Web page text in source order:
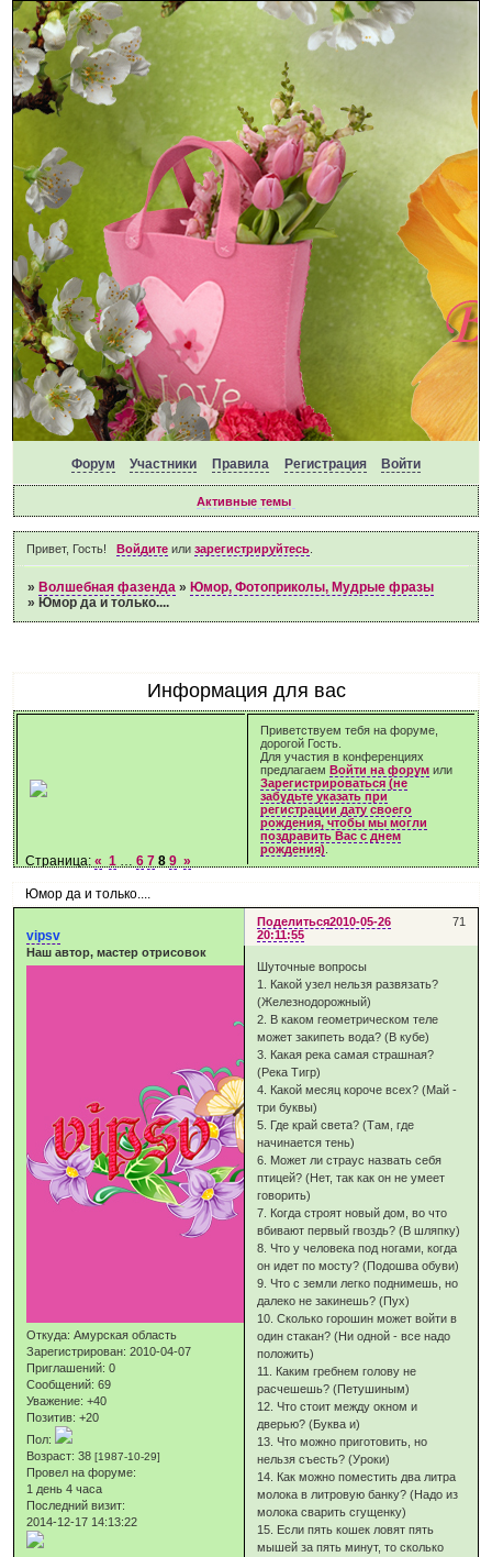
Форум Участники Правила Регистрация Войти
Активные темы
Привет, Гость! Войдитеили зарегистрируйтесь.
» Волшебная фазенда » Юмор, Фотоприколы, Мудрые фразы
» Юмор да и только....
Информация для вас
Приветствуем тебя на форуме,
дорогой Гость.
Для участия в конференциях
предлагаемВойти на форум или
Зарегистрироваться (не
забудьте указать при
регистрации дату своего
рождения, чтобы мы могли
поздравить Вас с днем
рождения)
Юмор да и только....
Страница:« 1 … 6 7 8 9 »
Поделиться 71
2010-05-26
20:11:55
vipsv
Наш автор, мастер отрисовок
Откуда: Амурская область
Зарегистрирован: 2010-04-07
Приглашений: 0
Сообщений: 69
Уважение: +40
Позитив: +20
Пол:
Возраст: 38[1987-10-29]
Провел на форуме:
1 день 4 часа
Последний визит:
2014-12-17 14:13:22
Шуточные вопросы
1. Какой узел нельзя развязать?
(Железнодорожный)
2. В каком геометрическом теле
может закипеть вода? (В кубе)
3. Какая река самая страшная?
(Река Тигр)
4. Какой месяц короче всех? (Май -
три буквы)
5. Где край света? (Там, где
начинается тень)
6. Может ли страус назвать себя
птицей? (Нет, так как он не умеет
говорить)
7. Когда строят новый дом, во что
вбивают первый гвоздь? (В шляпку)
8. Что у человека под ногами, когда
он идет по мосту? (Подошва обуви)
9. Что с земли легко поднимешь, но
далеко не закинешь? (Пух)
10. Сколько горошин может войти в
один стакан? (Ни одной - все надо
положить)
11. Каким гребнем голову не
расчешешь? (Петушиным)
12. Что стоит между окном и
дверью? (Буква и)
13. Что можно приготовить, но
нельзя съесть? (Уроки)
14. Как можно поместить два литра
молока в литровую банку? (Надо из
молока сварить сгущенку)
15. Если пять кошек ловят пять
мышей за пять минут, то сколько